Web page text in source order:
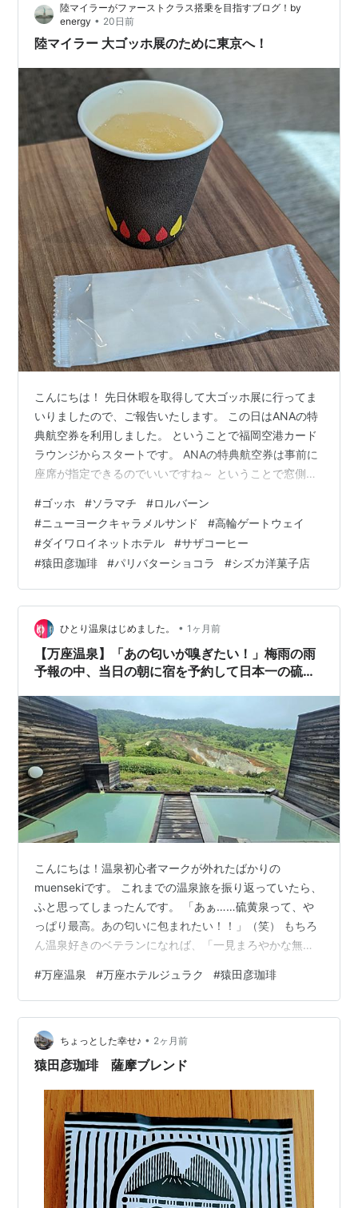
陸マイラーがファーストクラス搭乗を目指すブログ！by
energy • 20日前
陸マイラー 大ゴッホ展のために東京へ！
こんにちは！ 先日休暇を取得して大ゴッホ展に行ってま
いりましたので、ご報告いたします。 この日はANAの特
典航空券を利用しました。 ということで福岡空港カード
ラウンジからスタートです。 ANAの特典航空券は事前に
座席が指定できるのでいいですね～ ということで窓側席
が、荷物を預けていたら、なかなか出てきませんでし
た。涙 なるべく飛行機利用時は荷物は預けないようにし
たい。 さて荷物をホテルに預けるために新橋に来まし
た。 新橋は交通の便がいいので、費用が許せば新橋のホ
テルを利用しております。 日曜日宿泊なので、比較的リ
ーズナブルな価格でした。 大ゴ…
#ゴッホ #ソラマチ #ロルバーン
#ニューヨークキャラメルサンド #高輪ゲートウェイ
#ダイワロイネットホテル #サザコーヒー
#猿田彦珈琲 #パリバターショコラ #シズカ洋菓子店
ひとり温泉はじめました。 • 1ヶ月前
【万座温泉】「あの匂いが嗅ぎたい！」梅雨の雨
予報の中、当日の朝に宿を予約して日本一の硫黄
こんにちは！温泉初心者マークが外れたばかりの
muensekiです。 これまでの温泉旅を振り返っていたら、
ふと思ってしまったんです。 「あぁ……硫黄泉って、や
っぱり最高。あの匂いに包まれたい！！」（笑） もちろ
ん温泉好きのベテランになれば、「一見まろやかな無色
たどり着くのかもしれません。 ……しらんけど（笑）。
でも、まだまだ初心者の私は違います。 「これぞ温
泉！」と全身で主張してくる、あの強烈な硫黄の香りに
どうしても心を奪われるんです。 そうとなれば、目指す
は日本一！ 日本一の高濃度硫黄泉を誇る、群馬県・標高
#万座温泉 #万座ホテルジュラク #猿田彦珈琲
ちょっとした幸せ♪ • 2ヶ月前
猿田彦珈琲 薩摩ブレンド